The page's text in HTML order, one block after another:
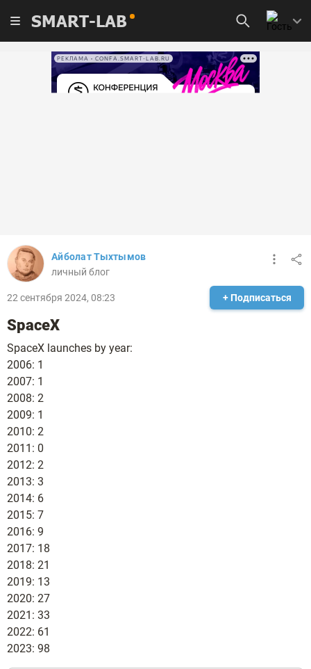
SMART-LAB
РЕКЛАМА • CONFA.SMART-LAB.RU
Айболат Тыхтымов
личный блог
22 сентября 2024, 08:23 + Подписаться
SpaceX
SpaceX launches by year:
2006: 1
2007: 1
2008: 2
2009: 1
2010: 2
2011: 0
2012: 2
2013: 3
2014: 6
2015: 7
2016: 9
2017: 18
2018: 21
2019: 13
2020: 27
2021: 33
2022: 61
2023: 98